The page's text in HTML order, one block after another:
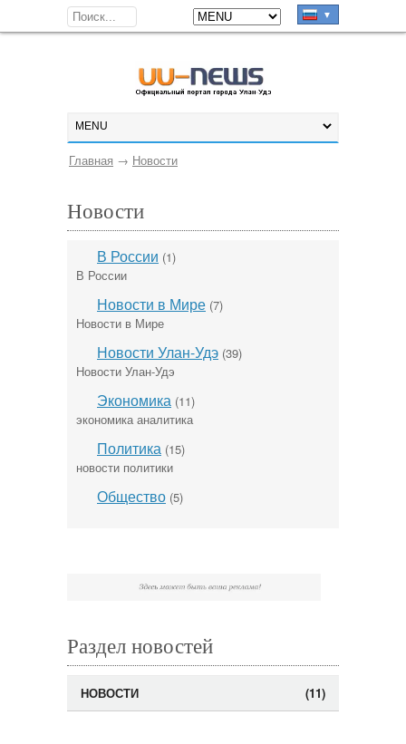
▼
Главная → Новости
Новости
В России (1)
В России
Новости в Мире (7)
Новости в Мире
Новости Улан-Удэ (39)
Новости Улан-Удэ
Экономика (11)
экономика аналитика
Политика (15)
новости политики
Общество (5)
Раздел новостей
НОВОСТИ (11)